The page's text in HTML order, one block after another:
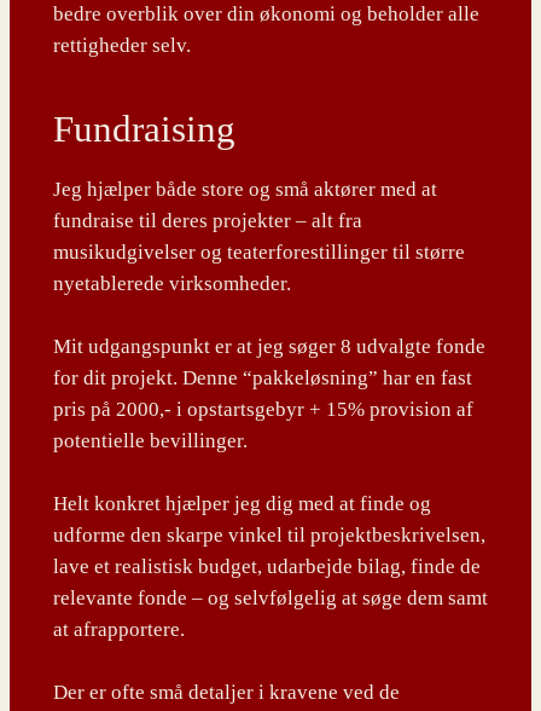
bedre overblik over din økonomi og beholder alle
rettigheder selv.
Fundraising
Jeg hjælper både store og små aktører med at
fundraise til deres projekter – alt fra
musikudgivelser og teaterforestillinger til større
nyetablerede virksomheder.
Mit udgangspunkt er at jeg søger 8 udvalgte fonde
for dit projekt. Denne “pakkeløsning” har en fast
pris på 2000,- i opstartsgebyr + 15% provision af
potentielle bevillinger.
Helt konkret hjælper jeg dig med at finde og
udforme den skarpe vinkel til projektbeskrivelsen,
lave et realistisk budget, udarbejde bilag, finde de
relevante fonde – og selvfølgelig at søge dem samt
at afrapportere.
Der er ofte små detaljer i kravene ved de